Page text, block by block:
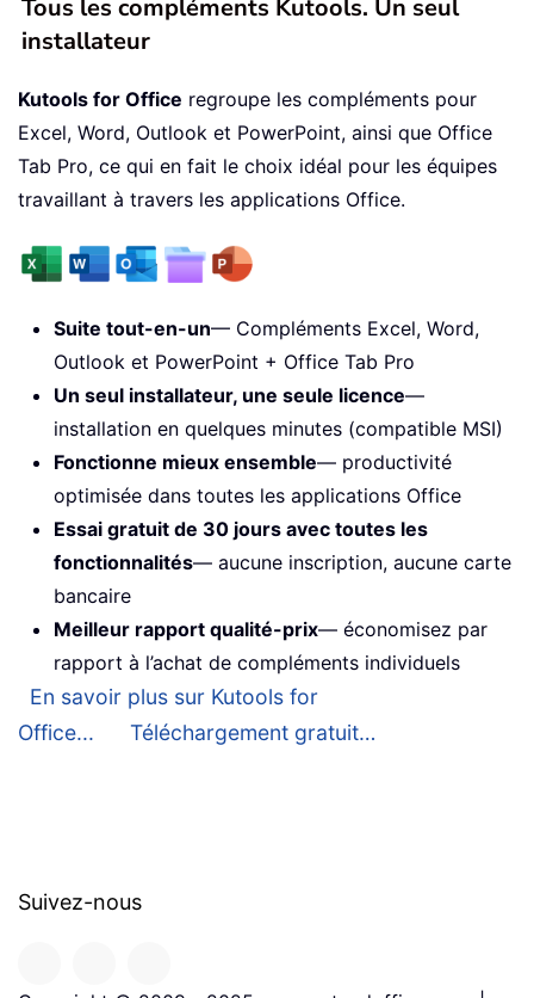
Tous les compléments Kutools. Un seul
installateur
Kutools for Office regroupe les compléments pour
Excel, Word, Outlook et PowerPoint, ainsi que Office
Tab Pro, ce qui en fait le choix idéal pour les équipes
travaillant à travers les applications Office.
Suite tout-en-un— Compléments Excel, Word,
Outlook et PowerPoint + Office Tab Pro
Un seul installateur, une seule licence—
installation en quelques minutes (compatible MSI)
Fonctionne mieux ensemble— productivité
optimisée dans toutes les applications Office
Essai gratuit de 30 jours avec toutes les
fonctionnalités— aucune inscription, aucune carte
bancaire
Meilleur rapport qualité-prix— économisez par
rapport à l’achat de compléments individuels
En savoir plus sur Kutools for
Office...
Téléchargement gratuit…
Suivez-nous